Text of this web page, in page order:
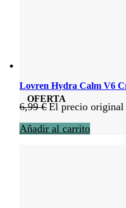
OFERTA
Lovren Hydra Calm V6
6,99€ El precio original
Añadir al carrito